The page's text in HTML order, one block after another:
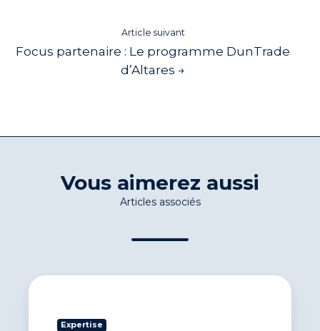
Article suivant
Focus partenaire : Le programme DunTrade
d’Altares →
Vous aimerez aussi
Articles associés
Facilitez
Expertise